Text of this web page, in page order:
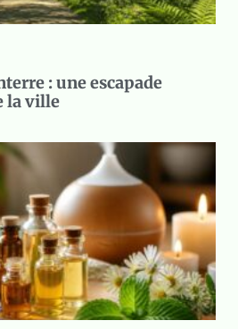
: une escapade
la ville